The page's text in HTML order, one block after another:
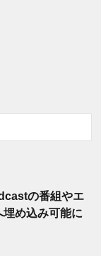
の番組やエ
埋め込み可能に